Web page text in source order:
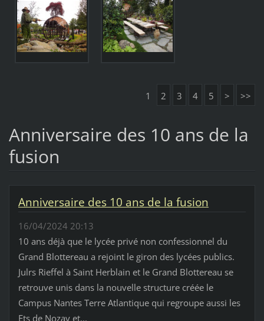
1 2 3 4 5 > >>
Anniversaire des 10 ans de la
fusion
Anniversaire des 10 ans de la fusion
16/04/2024 20:13
10 ans déjà que le lycée privé non confessionnel du
Grand Blottereau a rejoint le giron des lycées publics.
Julrs Rieffel à Saint Herblain et le Grand Blottereau se
retrouve unis dans la nouvelle structure créée le
Campus Nantes Terre Atlantique qui regroupe aussi les
Ets de Nozay et...